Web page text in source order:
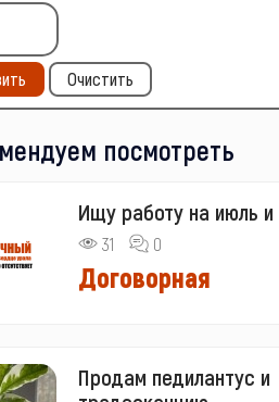
Очистить
посмотреть
Ищу работу на июль и
31 0
Договорная
Продам педилантус и